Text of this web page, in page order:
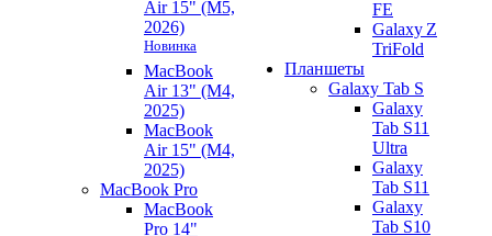
Air 15" (M5,
2026)
Новинка
MacBook
Air 13" (M4,
2025)
MacBook
Air 15" (M4,
2025)
MacBook Pro
MacBook
Pro 14"
FE
Galaxy Z
TriFold
Планшеты
Galaxy Tab S
Galaxy
Tab S11
Ultra
Galaxy
Tab S11
Galaxy
Tab S10